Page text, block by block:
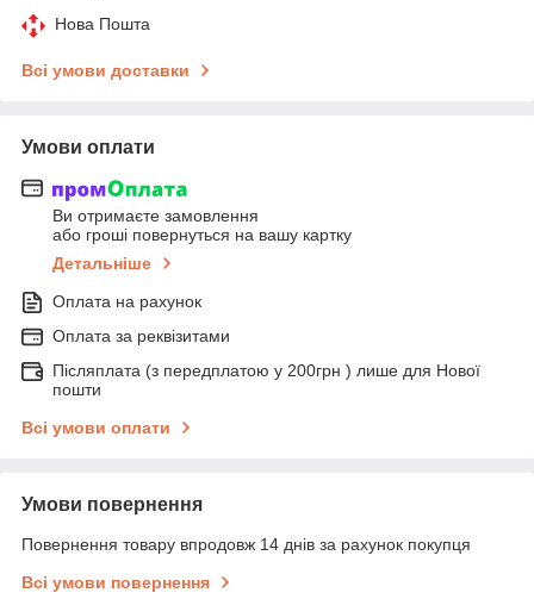
Нова Пошта
Всі умови доставки
Умови оплати
Ви отримаєте замовлення
або гроші повернуться на вашу картку
Детальніше
Оплата на рахунок
Оплата за реквізитами
Післяплата (з передплатою у 200грн ) лише для Нової
пошти
Всі умови оплати
Умови повернення
Повернення товару впродовж 14 днів за рахунок покупця
Всі умови повернення